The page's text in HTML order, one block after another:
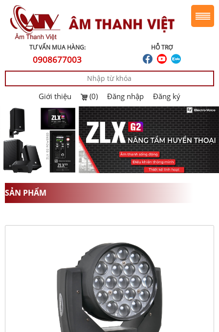
HỖ TRỢ
TƯ VẤN MUA HÀNG:
0908677003
Giới thiệu (0) Đăng nhập Đăng ký
SẢN PHẨM